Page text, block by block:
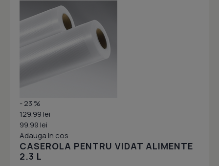
- 23 %
129.99 lei
99.99 lei
Adauga in cos
CASEROLA PENTRU VIDAT ALIMENTE
2.3 L